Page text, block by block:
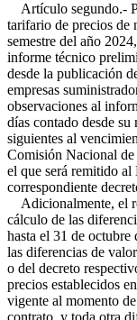
Artículo segundo.-
tarifario de precios de
semestre del año
informe técnico
desde la publicación
empresas
observaciones al
días contado desde
siguientes al
Comisión Nacional
el que será remitido
correspondiente
Adicionalmente, el
cálculo de las
hasta el 31 de octubre
las diferencias de
o del decreto
precios establecidos
vigente al momento
contrato, y toda otra